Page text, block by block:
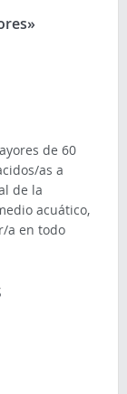
de 60
as a
de la
acuático,
a en todo